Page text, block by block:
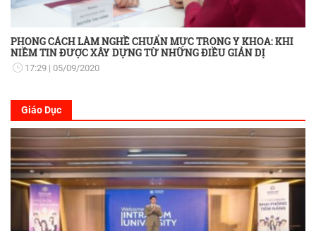
PHONG CÁCH LÀM NGHỀ CHUẨN MỰC TRONG Y KHOA: KHI
NIỀM TIN ĐƯỢC XÂY DỰNG TỪ NHỮNG ĐIỀU GIẢN DỊ
17:29 05/09/2020
Giáo Dục